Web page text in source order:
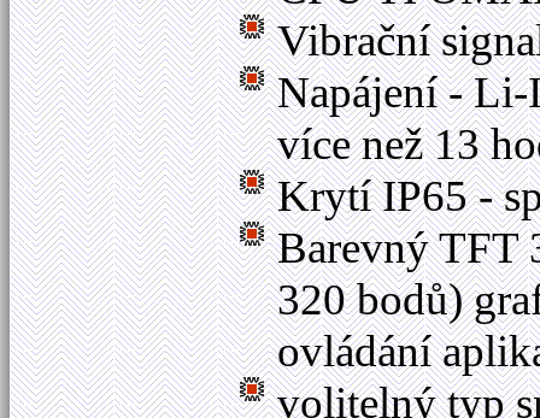
Vibrační
Napájení -
více než 13
Krytí IP65 -
Barevný TFT
320 bodů)
ovládání
volitelný typ